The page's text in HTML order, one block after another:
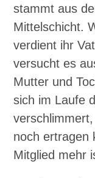
stammt aus
Mittelschicht.
verdient ihr
versucht es
Mutter und
sich im Laufe
noch ertragen
Mitglied mehr